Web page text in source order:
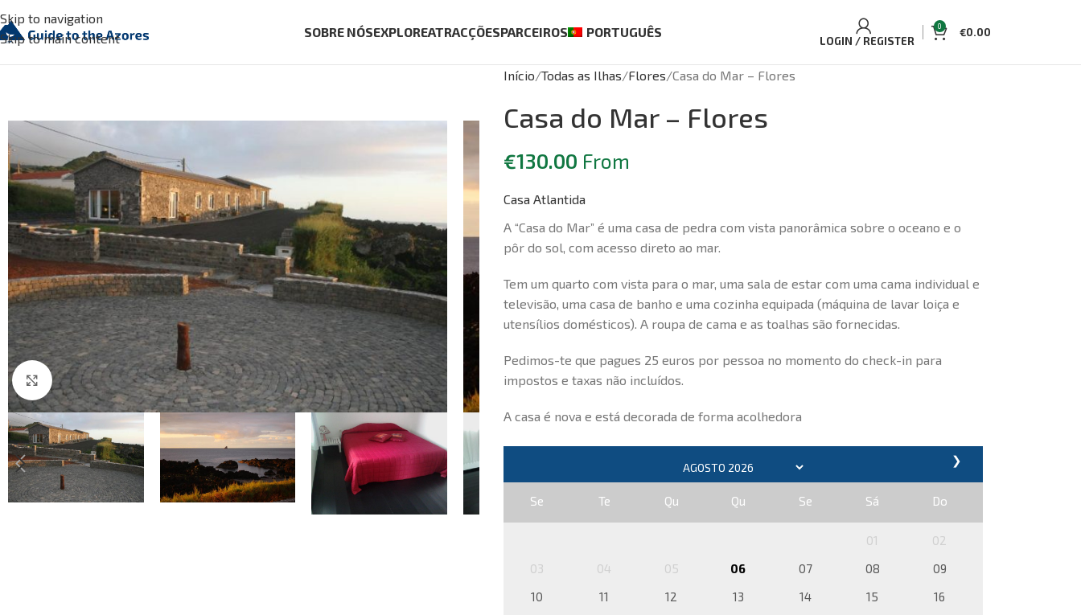
Skip to navigation
Skip to main content
SOBRE NÓSEXPLOREATRACÇÕESPARCEIROS PORTUGUÊS
LOGIN / REGISTER
0 €0.00
Click to enlarge
Início Todas as Ilhas Flores Casa do Mar – Flores
Casa do Mar – Flores
€130.00 From
Casa Atlantida
A “Casa do Mar” é uma casa de pedra com vista panorâmica sobre o oceano e o
pôr do sol, com acesso direto ao mar.
Tem um quarto com vista para o mar, uma sala de estar com uma cama individual e
televisão, uma casa de banho e uma cozinha equipada (máquina de lavar loiça e
utensílios domésticos). A roupa de cama e as toalhas são fornecidas.
Pedimos-te que pagues 25 euros por pessoa no momento do check-in para
impostos e taxas não incluídos.
A casa é nova e está decorada de forma acolhedora
❯
Se Te Qu Qu Se Sá Do
01
02
03
04 05 06 07 08
09
10
11 12 13 14 15
16